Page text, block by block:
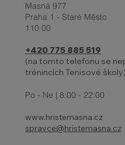
Masná 977
Praha 1 - Staré Město
110 00
+420 775 885 519
(na tomto telefonu se
trénincích Tenisové školy)
Po - Ne | 8:00 - 22:00
www.hristemasna.cz
spravce@hristemasna.cz